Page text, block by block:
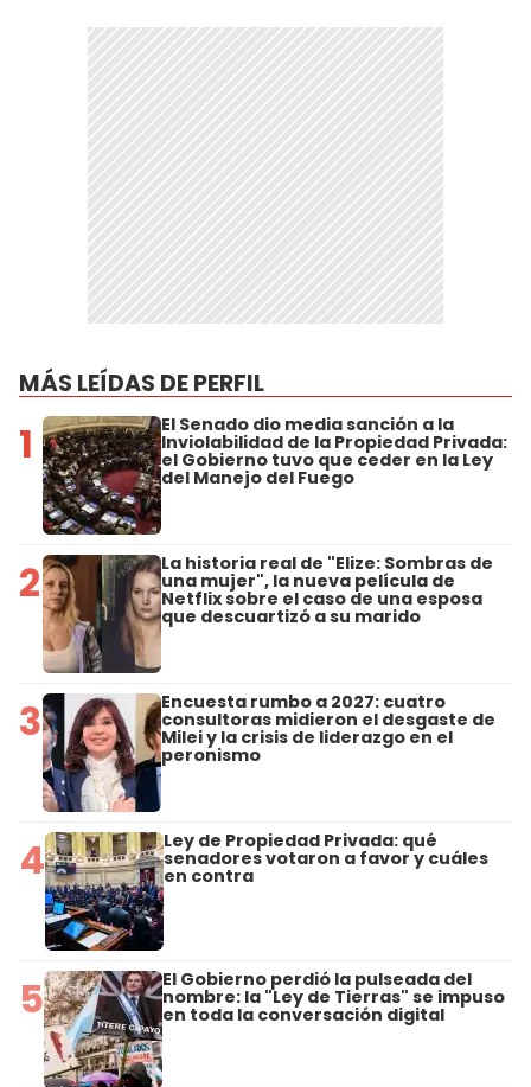
MÁS LEÍDAS DE PERFIL
1 El Senado dio media sanción a la
Inviolabilidad de la Propiedad Privada:
el Gobierno tuvo que ceder en la Ley
del Manejo del Fuego
2 La historia real de "Elize: Sombras de
una mujer", la nueva película de
Netflix sobre el caso de una esposa
que descuartizó a su marido
3 Encuesta rumbo a 2027: cuatro
consultoras midieron el desgaste de
Milei y la crisis de liderazgo en el
peronismo
4 Ley de Propiedad Privada: qué
senadores votaron a favor y cuáles
en contra
5 El Gobierno perdió la pulseada del
nombre: la "Ley de Tierras" se impuso
en toda la conversación digital